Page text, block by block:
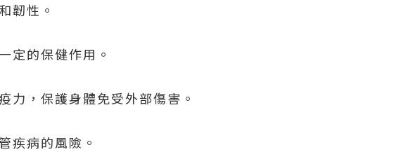
韌性。
定的保健作用。
力，保護身體免受外部傷害。
疾病的風險。